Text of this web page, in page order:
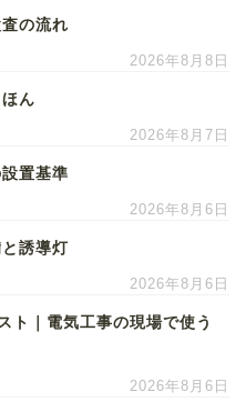
の流れ
2026年8月8日
ん
2026年8月7日
置基準
2026年8月6日
誘導灯
2026年8月6日
ト｜電気工事の現場で使う
2026年8月6日